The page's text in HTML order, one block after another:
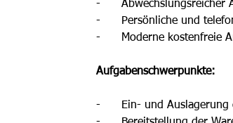
-      Abwechslungsreicher
-      Persönliche und
-      Moderne kostenfreie
Aufgabenschwerpunkte:
-      Ein- und Auslagerung